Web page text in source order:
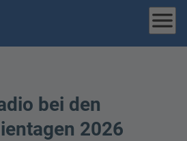
menu
bei den
2026